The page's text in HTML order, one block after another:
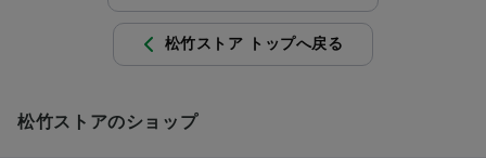
松竹ストア トップへ戻る
松竹ストアのショップ